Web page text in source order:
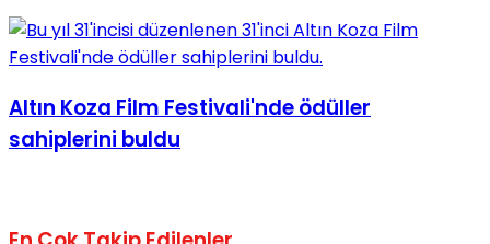
Altın Koza Film Festivali'nde ödüller
sahiplerini buldu